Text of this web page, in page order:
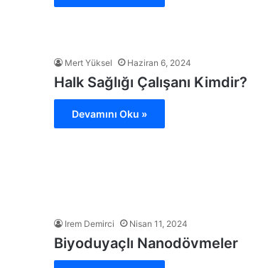
Mert Yüksel Haziran 6, 2024
Halk Sağlığı Çalışanı Kimdir?
Devamını Oku »
Irem Demirci Nisan 11, 2024
Biyoduyaçlı Nanodövmeler